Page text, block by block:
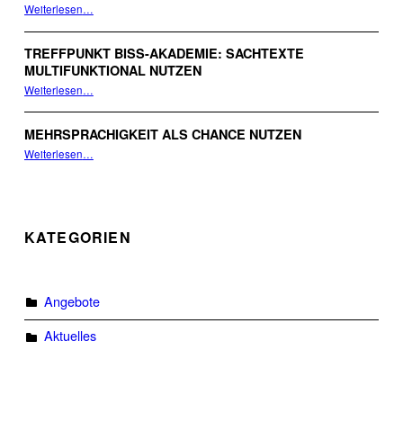
Weiterlesen“Der Workshop „Gemeinsam für die Stärkung der Basiskompetenz Schreiben – Wir trainieren flüssig schreiben“ findet am 09.09.2026 statt”
…
TREFFPUNKT BISS-AKADEMIE: SACHTEXTE
MULTIFUNKTIONAL NUTZEN
Weiterlesen“Treffpunkt BiSS-Akademie: Sachtexte multifunktional nutzen”
…
MEHRSPRACHIGKEIT ALS CHANCE NUTZEN
Weiterlesen…
KATEGORIEN
Angebote
Aktuelles